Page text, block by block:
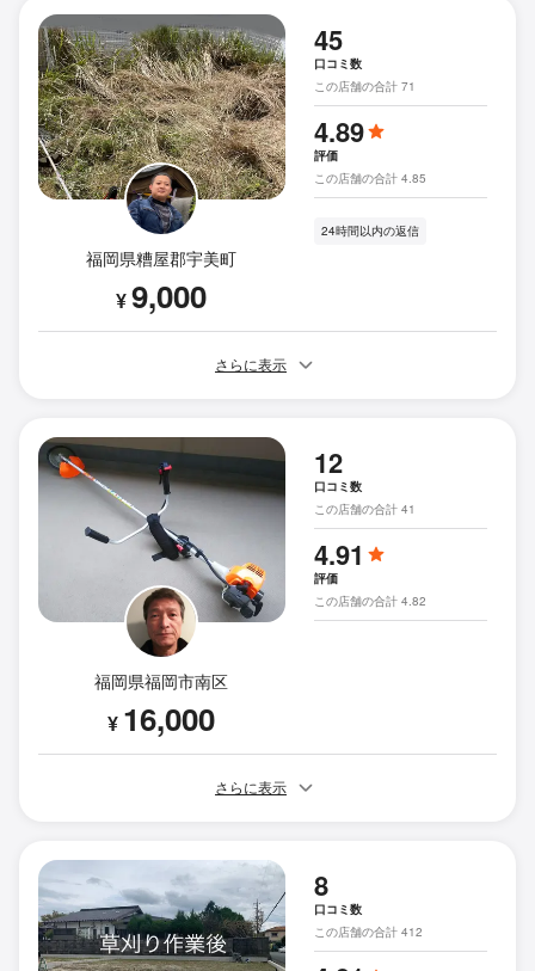
福岡県糟屋郡宇美町
¥9,000
45
口コミ数
この店舗の合計 71
4.89
評価
この店舗の合計 4.85
24時間以内の返信
さらに表示
福岡県福岡市南区
¥ 16,000
12
口コミ数
この店舗の合計 41
4.91
評価
この店舗の合計 4.82
さらに表示
8
口コミ数
この店舗の合計 412